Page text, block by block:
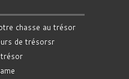
chasse au trésor
de trésorsr
trésor